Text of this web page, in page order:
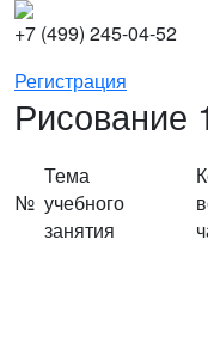
+7 (499) 245-04-52
Регистрация
Рисование
№
Тема
учебного
занятия